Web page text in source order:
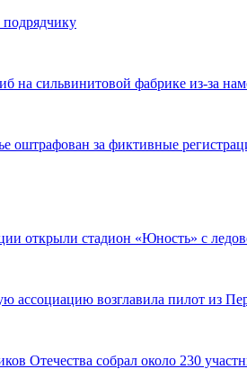
на сильвинитовой фабрике из-за
оштрафован за фиктивные
открыли стадион «Юность» с
ассоциацию возглавила пилот из
Отечества собрал около 230